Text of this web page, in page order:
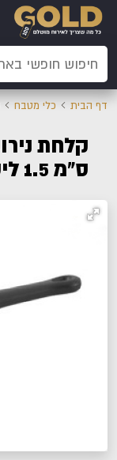
דף הבית כלי מטבח
ס"מ 1.5 ליטר אווינוקס